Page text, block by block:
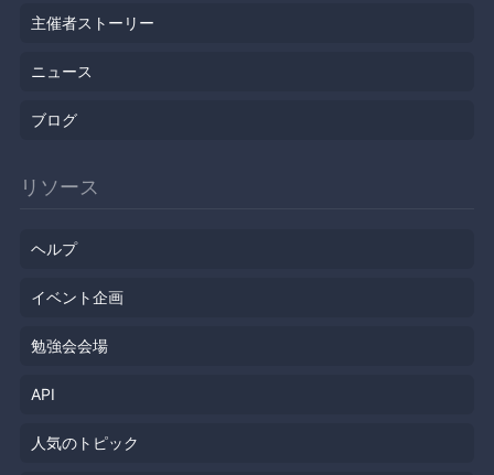
主催者ストーリー
ニュース
ブログ
リソース
ヘルプ
イベント企画
勉強会会場
API
人気のトピック